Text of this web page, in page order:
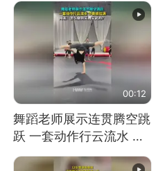
00:12
舞蹈老师展示连贯腾空跳
跃 一套动作行云流水 节
奏感拉满 网友：怎么做